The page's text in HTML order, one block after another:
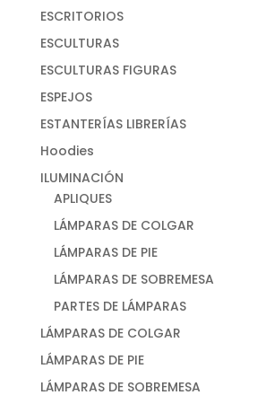
ESCRITORIOS
ESCULTURAS
ESCULTURAS FIGURAS
ESPEJOS
ESTANTERÍAS LIBRERÍAS
Hoodies
ILUMINACIÓN
APLIQUES
LÁMPARAS DE COLGAR
LÁMPARAS DE PIE
LÁMPARAS DE SOBREMESA
PARTES DE LÁMPARAS
LÁMPARAS DE COLGAR
LÁMPARAS DE PIE
LÁMPARAS DE SOBREMESA